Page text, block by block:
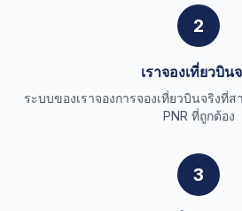
2
เราจองเที่ยวบิน
ระบบของเราจองการจองเที่ยวบินจริงที่
PNR ที่ถูกต้อง
3